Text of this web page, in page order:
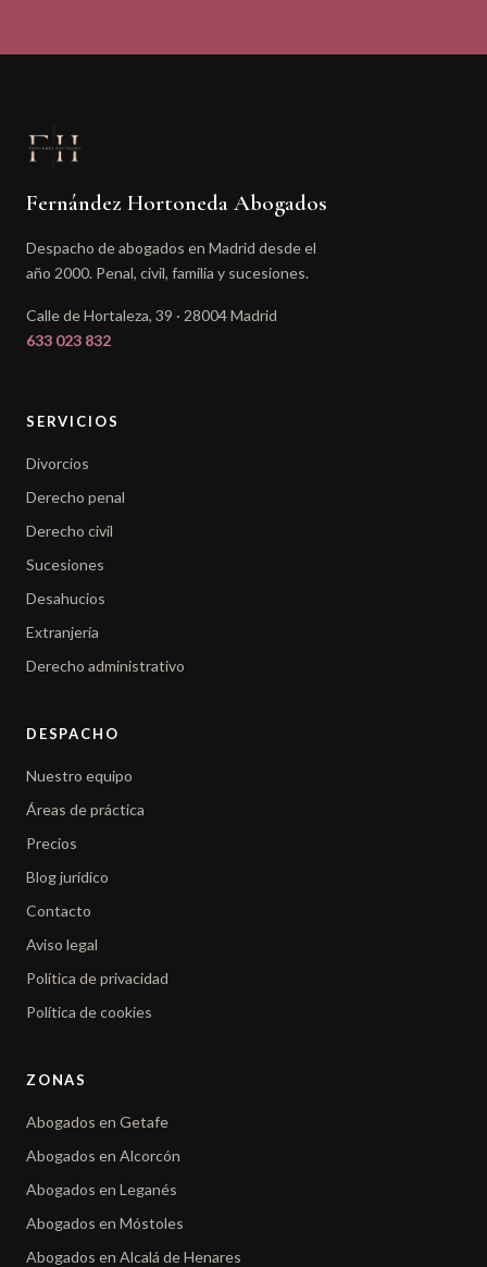
Fernández Hortoneda Abogados
Despacho de abogados en Madrid desde el
año 2000. Penal, civil, familia y sucesiones.
Calle de Hortaleza, 39 · 28004 Madrid
633 023 832
SERVICIOS
Divorcios
Derecho penal
Derecho civil
Sucesiones
Desahucios
Extranjería
Derecho administrativo
DESPACHO
Nuestro equipo
Áreas de práctica
Precios
Blog jurídico
Contacto
Aviso legal
Política de privacidad
Política de cookies
ZONAS
Abogados en Getafe
Abogados en Alcorcón
Abogados en Leganés
Abogados en Móstoles
Abogados en Alcalá de Henares